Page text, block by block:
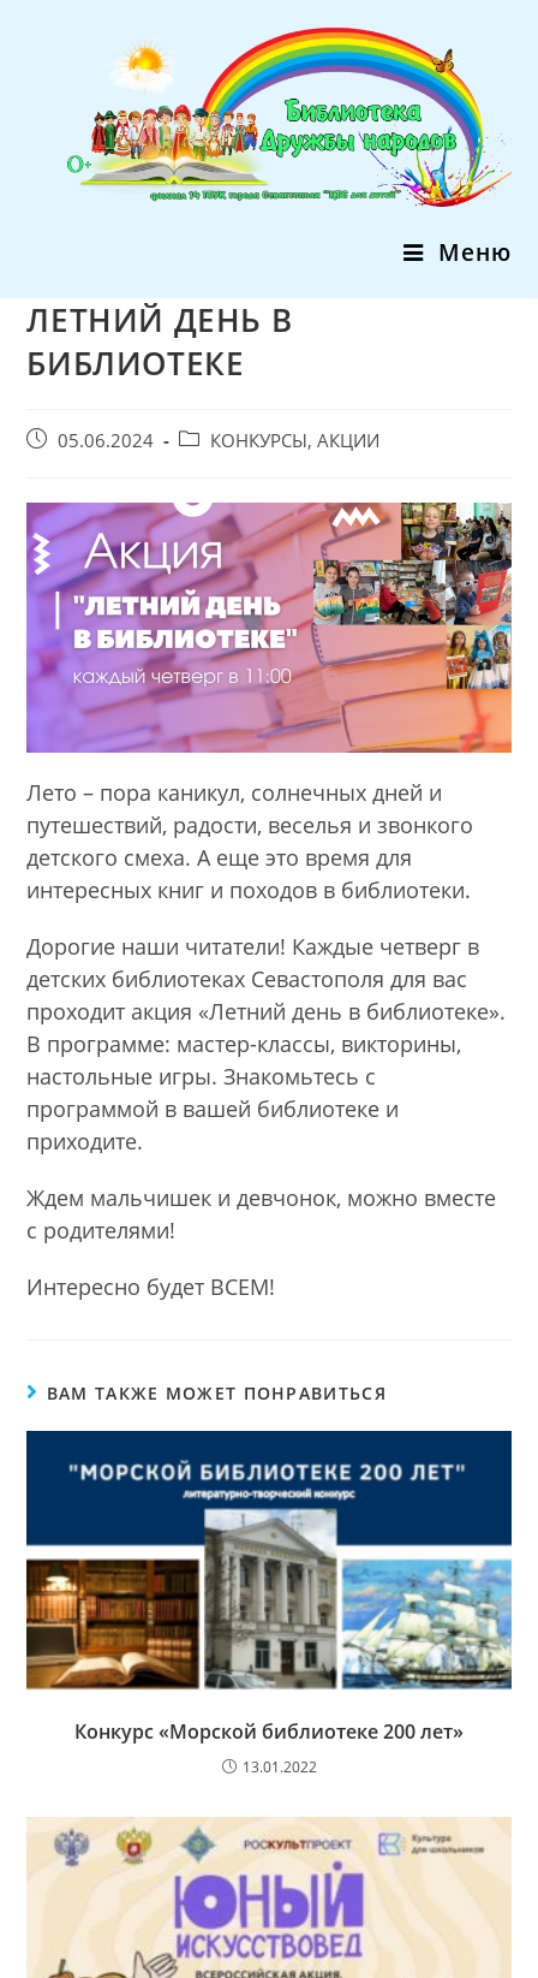
Меню
ЛЕТНИЙ ДЕНЬ В
БИБЛИОТЕКЕ
Запись05.06.2024
PostКОНКУРСЫ, АКЦИИ
Лето – пора каникул, солнечных дней и
путешествий, радости, веселья и звонкого
детского смеха. А еще это время для
интересных книг и походов в библиотеки.
Дорогие наши читатели! Каждые четверг в
детских библиотеках Севастополя для вас
проходит акция «Летний день в библиотеке».
В программе: мастер-классы, викторины,
настольные игры. Знакомьтесь с
программой в вашей библиотеке и
приходите.
Ждем мальчишек и девчонок, можно вместе
с родителями!
Интересно будет ВСЕМ!
ВАМ ТАКЖЕ МОЖЕТ ПОНРАВИТЬСЯ
Конкурс «Морской библиотеке 200 лет»
13.01.2022